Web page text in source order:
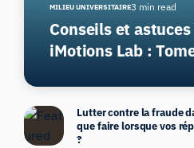
Conseils et
iMotions Lab :
MILIEU UNIVERSITAIRE3 min read
Lutter contre la fraude
que faire lorsque vos
?